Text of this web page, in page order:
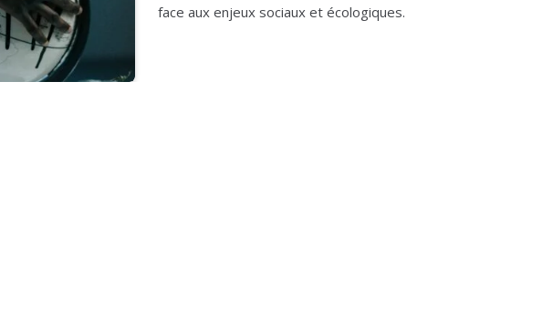
face aux enjeux sociaux et éco­lo­giques.